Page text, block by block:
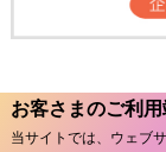
お客さまのご利
当サイトでは、ウェブ